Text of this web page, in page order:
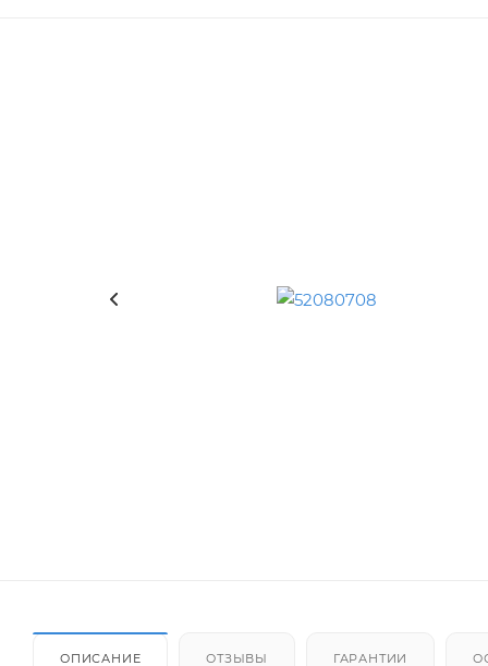
ОПИСАНИЕ ОТЗЫВЫ ГАРАНТИИ